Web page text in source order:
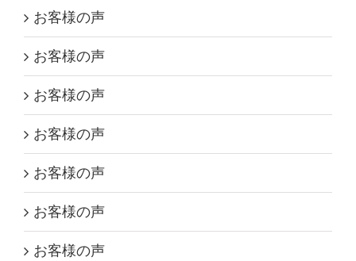
お客様の声
お客様の声
お客様の声
お客様の声
お客様の声
お客様の声
お客様の声